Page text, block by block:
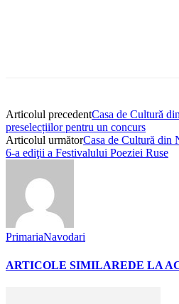
Articolul precedentCasa de Cultură
preselecțiilor pentru un concurs
Articolul următorCasa de Cultură din
6-a ediţii a Festivalului Poeziei Ruse
PrimariaNavodari
ARTICOLE SIMILAREDE LA